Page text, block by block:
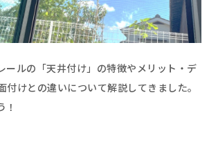
ールの「天井付け」の特徴やメリット・デ
付けとの違いについて解説してきました。
！